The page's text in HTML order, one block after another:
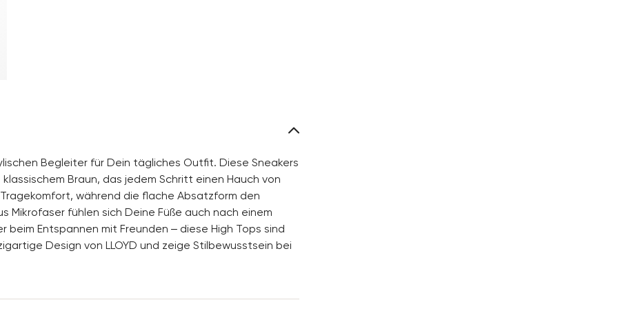
Begleiter für Dein tägliches Outfit. Diese Sneakers
Braun, das jedem Schritt einen Hauch von
während die flache Absatzform den
fühlen sich Deine Füße auch nach einem
Entspannen mit Freunden – diese High Tops sind
Design von LLOYD und zeige Stilbewusstsein bei